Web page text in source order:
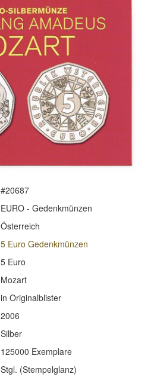
#20687
EURO - Gedenkmünzen
Österreich
5 Euro Gedenkmünzen
5 Euro
Mozart
in Originalblister
2006
Silber
125000 Exemplare
Stgl. (Stempelglanz)